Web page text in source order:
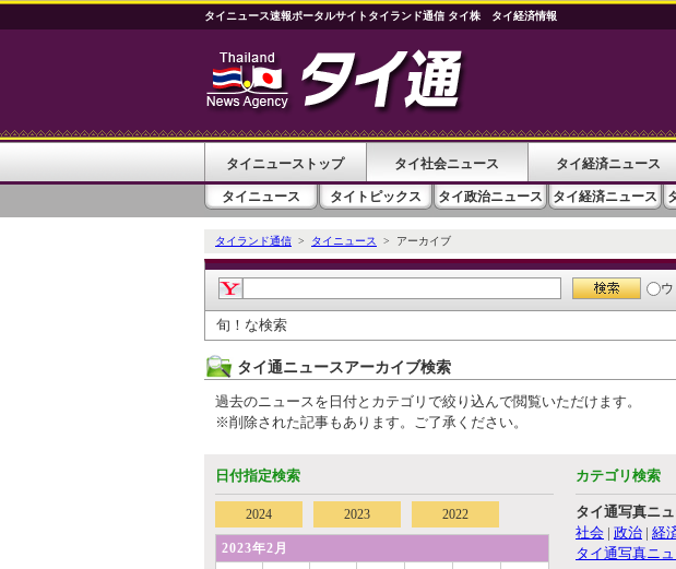
タイニュース速報ポータルサイトタイランド通信 タイ株 タイ経済情報
タイニューストップ タイ社会ニュース タイ経済ニュース
タイニュース タイトピックス タイ政治ニュース タイ経済ニュース
タイランド通信 > タイニュース > アーカイブ
旬！な検索
タイ通ニュースアーカイブ検索
過去のニュースを日付とカテゴリで絞り込んで閲覧いただけます。
※削除された記事もあります。ご了承ください。
日付指定検索
2024 2023 2022
2023年2月
カテゴリ検索
タイ通写真ニ
社会 | 政治 | 経
タイ通写真ニ